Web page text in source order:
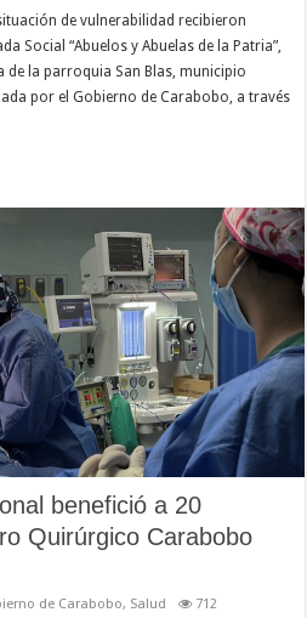
de vulnerabilidad recibieron
Social “Abuelos y Abuelas de la Patria”,
de la parroquia San Blas, municipio
por el Gobierno de Carabobo, a través
benefició a 20
Quirúrgico Carabobo
de Carabobo, Salud 712